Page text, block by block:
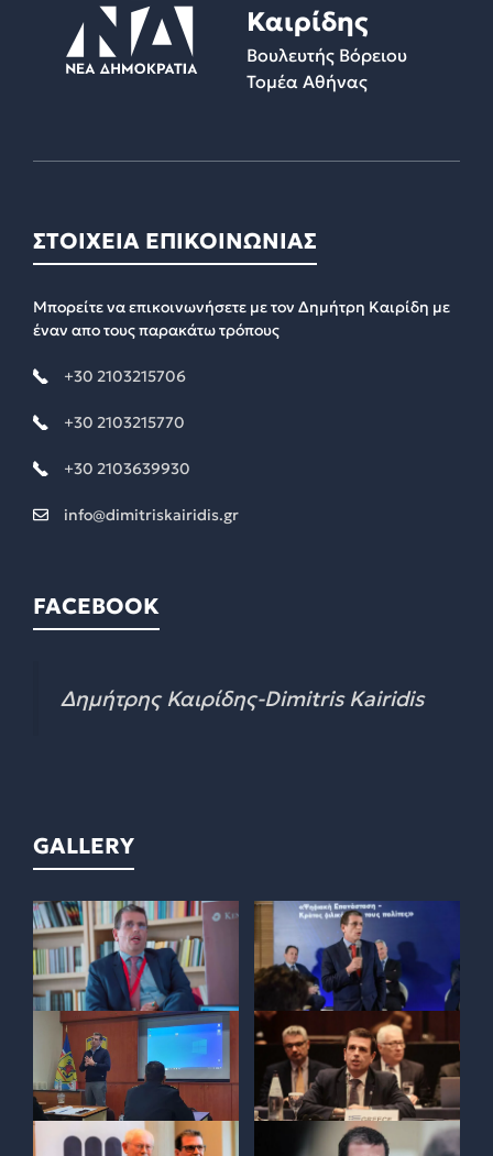
Καιρίδης
Βουλευτής Βόρειου
Τομέα Αθήνας
ΣΤΟΙΧΕΙΑ ΕΠΙΚΟΙΝΩΝΙΑΣ
Μπορείτε να επικοινωνήσετε με τον Δημήτρη Καιρίδη με
έναν απο τους παρακάτω τρόπους
+30 2103215706
+30 2103215770
+30 2103639930
info@dimitriskairidis.gr
FACEBOOK
Δημήτρης Καιρίδης-Dimitris Kairidis
GALLERY